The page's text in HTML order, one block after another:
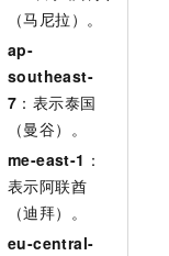
（马尼拉）。
ap-
southeast-
7 ：表示泰国
（曼谷）。
me-east-1 ：
表示阿联酋
（迪拜）。
eu-central-